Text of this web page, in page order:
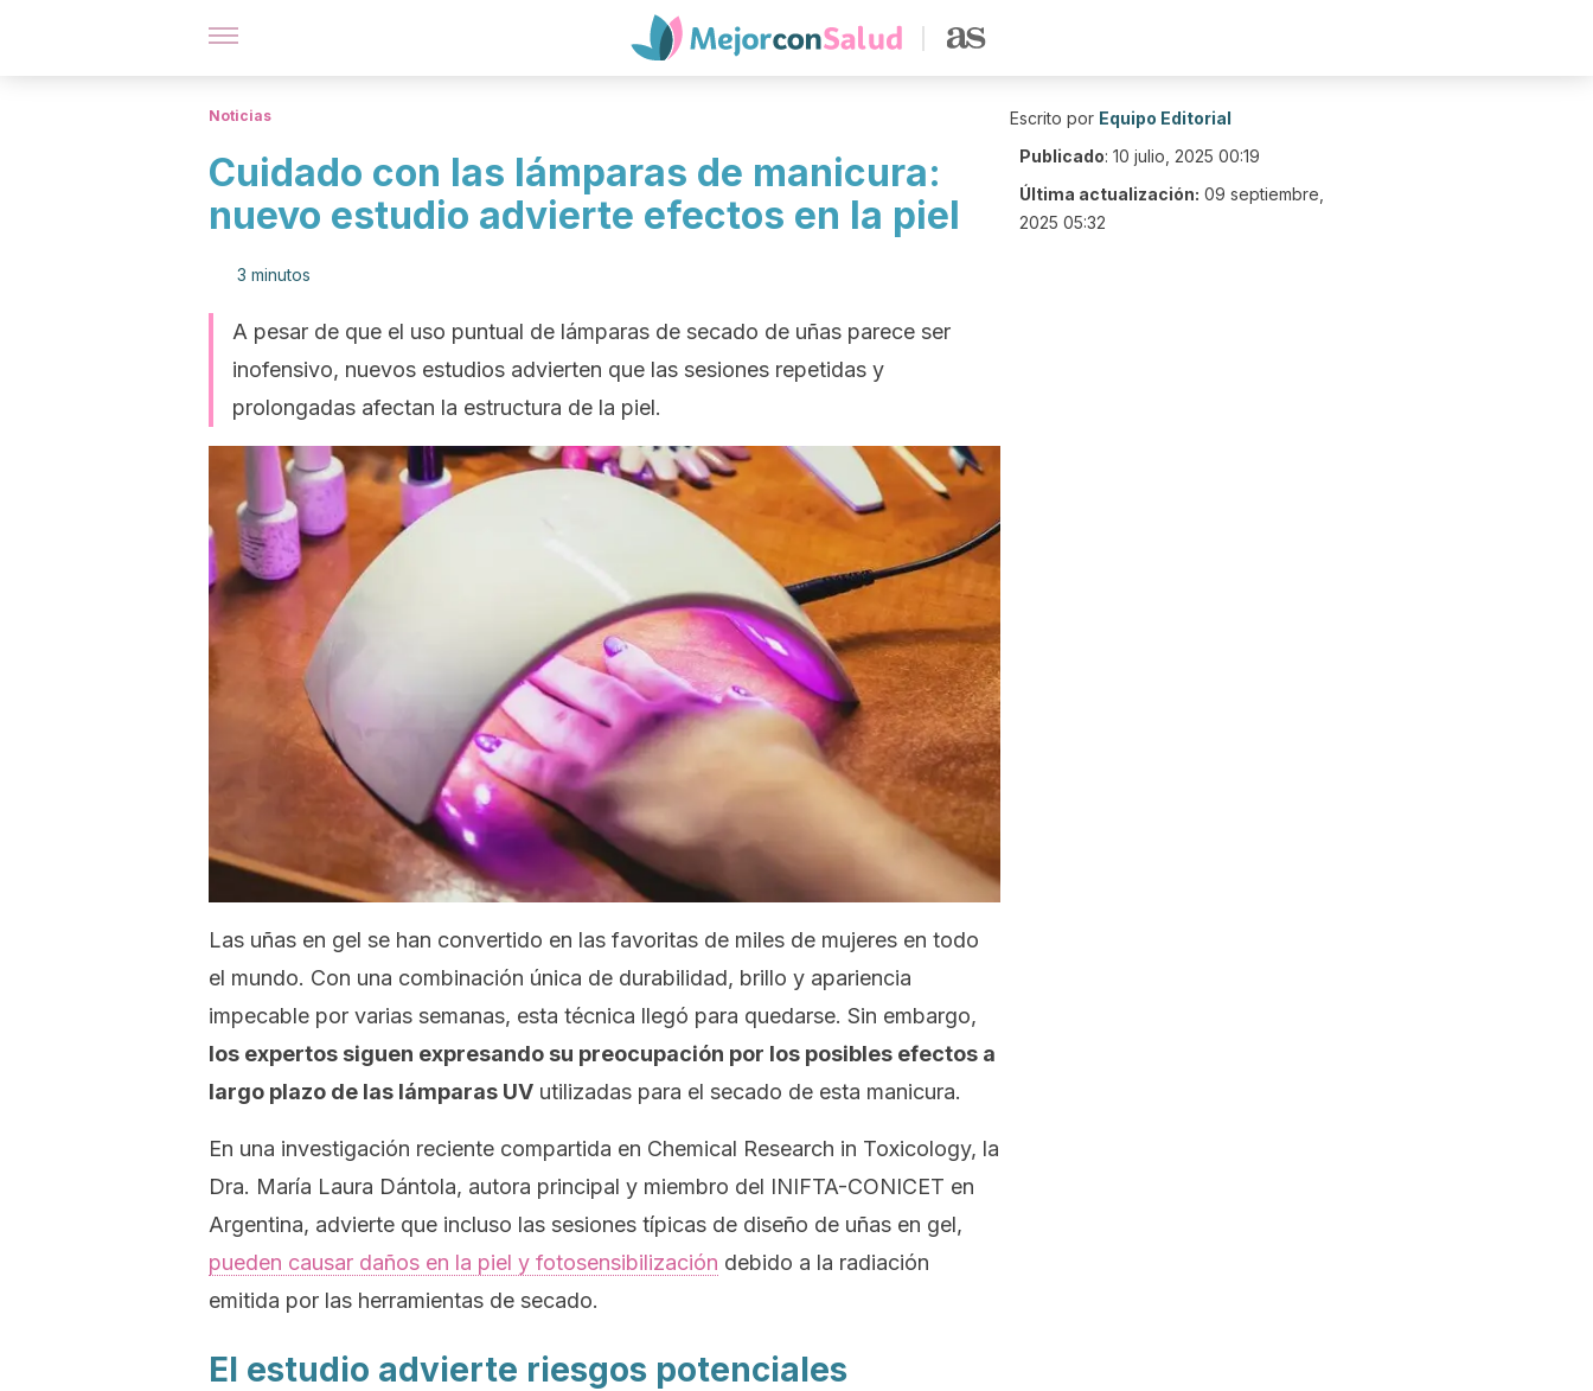
Noticias
Cuidado con las lámparas de manicura:
nuevo estudio advierte efectos en la piel
3 minutos
A pesar de que el uso puntual de lámparas de secado de uñas parece ser
inofensivo, nuevos estudios advierten que las sesiones repetidas y
prolongadas afectan la estructura de la piel.
Las uñas en gel se han convertido en las favoritas de miles de mujeres en todo
el mundo. Con una combinación única de durabilidad, brillo y apariencia
impecable por varias semanas, esta técnica llegó para quedarse. Sin embargo,
los expertos siguen expresando su preocupación por los posibles efectos a
largo plazo de las lámparas UV utilizadas para el secado de esta manicura.
En una investigación reciente compartida en Chemical Research in Toxicology, la
Dra. María Laura Dántola, autora principal y miembro del INIFTA-CONICET en
Argentina, advierte que incluso las sesiones típicas de diseño de uñas en gel,
pueden causar daños en la piel y fotosensibilización debido a la radiación
emitida por las herramientas de secado.
El estudio advierte riesgos potenciales
Escrito por Equipo Editorial
Publicado: 10 julio, 2025 00:19
Última actualización: 09 septiembre,
2025 05:32